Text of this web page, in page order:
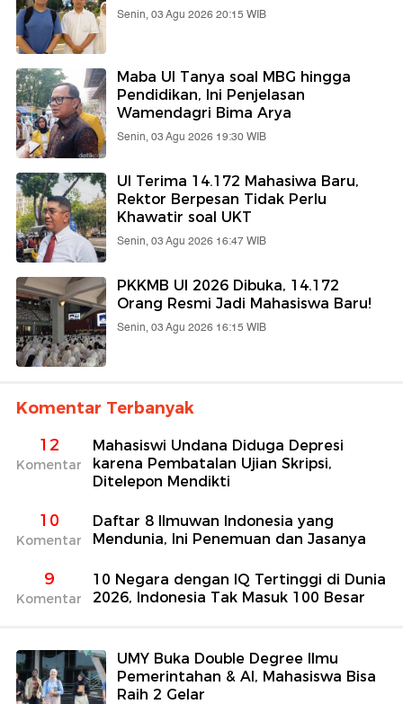
Senin, 03 Agu 2026 20:15 WIB
Maba UI Tanya soal MBG hingga
Pendidikan, Ini Penjelasan
Wamendagri Bima Arya
Senin, 03 Agu 2026 19:30 WIB
UI Terima 14.172 Mahasiwa Baru,
Rektor Berpesan Tidak Perlu
Khawatir soal UKT
Senin, 03 Agu 2026 16:47 WIB
PKKMB UI 2026 Dibuka, 14.172
Orang Resmi Jadi Mahasiswa Baru!
Senin, 03 Agu 2026 16:15 WIB
Komentar Terbanyak
12
Komentar
Mahasiswi Undana Diduga Depresi
karena Pembatalan Ujian Skripsi,
Ditelepon Mendikti
10
Komentar
Daftar 8 Ilmuwan Indonesia yang
Mendunia, Ini Penemuan dan Jasanya
9
Komentar
10 Negara dengan IQ Tertinggi di Dunia
2026, Indonesia Tak Masuk 100 Besar
UMY Buka Double Degree Ilmu
Pemerintahan & AI, Mahasiswa Bisa
Raih 2 Gelar